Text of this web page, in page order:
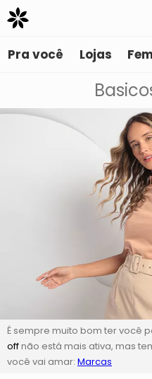
Pra você Lojas
É sempre muito bom ter você
offnão está mais ativa, mas
você vai amar: Marcas